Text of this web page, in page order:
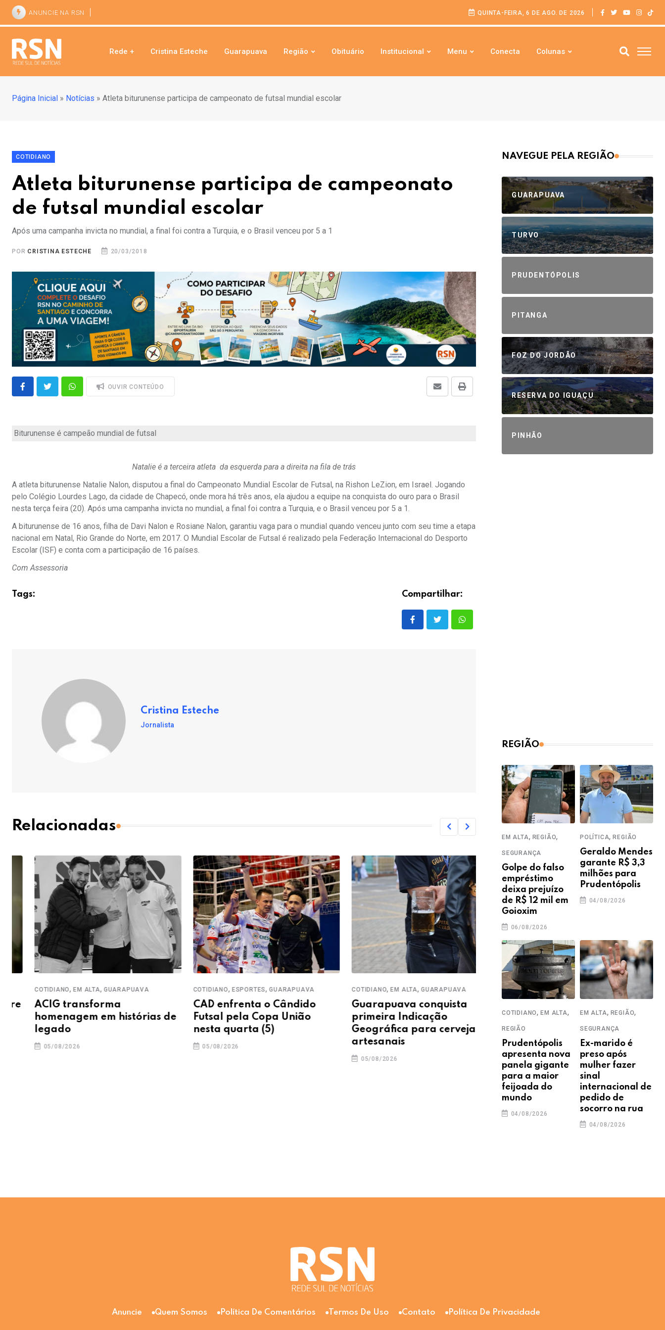
ANUNCIE NA RSN QUINTA-FEIRA, 6 DE AGO. DE 2026
Rede + Cristina Esteche Guarapuava Região Obituário Institucional Menu Conecta Colunas
Página Inicial » Notícias » Atleta biturunense participa de campeonato de futsal mundial escolar
COTIDIANO
Atleta biturunense participa de campeonato
de futsal mundial escolar
Após uma campanha invicta no mundial, a final foi contra a Turquia, e o Brasil venceu por 5 a 1
POR CRISTINA ESTECHE 20/03/2018
OUVIR CONTEÚDO
Biturunense é campeão mundial de futsal
Natalie é a terceira atleta da esquerda para a direita na fila de trás
A atleta biturunense Natalie Nalon, disputou a final do Campeonato Mundial Escolar de Futsal, na Rishon LeZion, em Israel. Jogando
pelo Colégio Lourdes Lago, da cidade de Chapecó, onde mora há três anos, ela ajudou a equipe na conquista do ouro para o Brasil
nesta terça feira (20). Após uma campanha invicta no mundial, a final foi contra a Turquia, e o Brasil venceu por 5 a 1.
A biturunense de 16 anos, filha de Davi Nalon e Rosiane Nalon, garantiu vaga para o mundial quando venceu junto com seu time a etapa
nacional em Natal, Rio Grande do Norte, em 2017. O Mundial Escolar de Futsal é realizado pela Federação Internacional do Desporto
Escolar (ISF) e conta com a participação de 16 países.
Com Assessoria
Tags: Compartilhar:
Cristina Esteche
Jornalista
Relacionadas
COTIDIANO,EM ALTA,GUARAPUAVA
ACIG transforma
homenagem em histórias de
legado
05/08/2026
COTIDIANO,ESPORTES,GUARAPUAVA
CAD enfrenta o Cândido
Futsal pela Copa União
nesta quarta (5)
05/08/2026
COTIDIANO,EM ALTA,GUARAPUAVA
Guarapuava conquista
primeira Indicação
Geográfica para cervejas
artesanais
05/08/2026
COTIDIANO EM ALTA,GUARAPUAVA
alerta laranja para
tempestade a partir desta
quinta (6)
05/08/2026
NAVEGUE PELA REGIÃO
GUARAPUAVA
TURVO
PRUDENTÓPOLIS
PITANGA
FOZ DO JORDÃO
RESERVA DO IGUAÇU
PINHÃO
REGIÃO
EM ALTA, REGIÃO,
SEGURANÇA
Golpe do falso
empréstimo
deixa prejuízo
de R$ 12 mil em
Goioxim
06/08/2026
POLÍTICA,REGIÃO
Geraldo Mendes
garante R$ 3,3
milhões para
Prudentópolis
04/08/2026
COTIDIANO,EM ALTA,
REGIÃO
Prudentópolis
apresenta nova
panela gigante
para a maior
feijoada do
mundo
04/08/2026
EM ALTA, REGIÃO,
SEGURANÇA
Ex-marido é
preso após
mulher fazer
sinal
internacional de
pedido de
socorro na rua
04/08/2026
Anuncie Quem Somos Política De Comentários Termos De Uso Contato Política De Privacidade